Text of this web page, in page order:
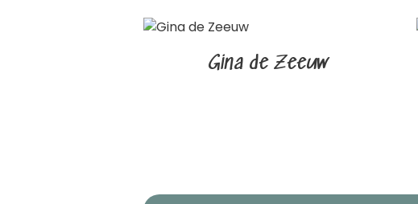
Gina de Zeeuw